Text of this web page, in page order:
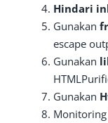
Hindari
Gunakan
escape
Gunakan
Gunakan